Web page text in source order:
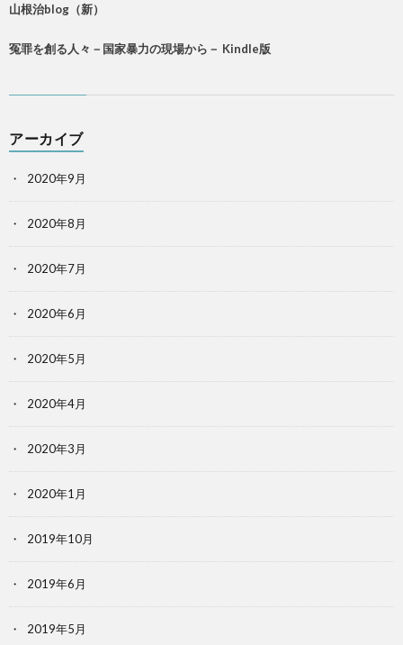
山根治blog（新）
冤罪を創る人々－国家暴力の現場から－ Kindle版
アーカイブ
2020年9月
2020年8月
2020年7月
2020年6月
2020年5月
2020年4月
2020年3月
2020年1月
2019年10月
2019年6月
2019年5月